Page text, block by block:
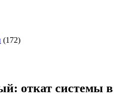
(172)
откат системы в